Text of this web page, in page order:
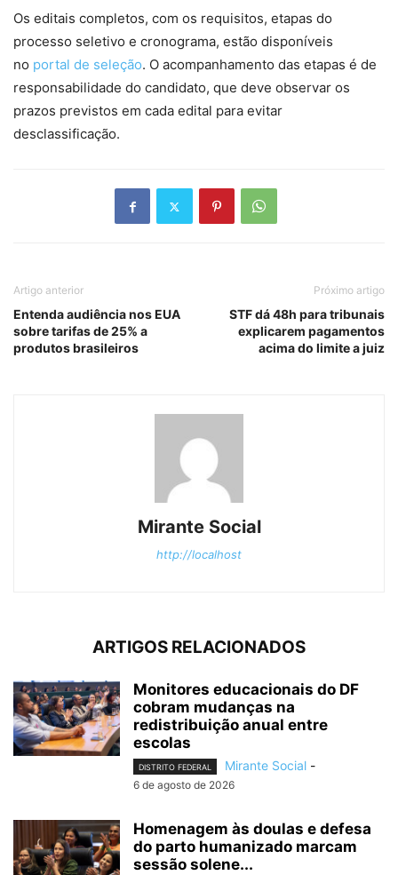
Os editais completos, com os requisitos, etapas do
processo seletivo e cronograma, estão disponíveis
no portal de seleção. O acompanhamento das etapas é de
responsabilidade do candidato, que deve observar os
prazos previstos em cada edital para evitar
desclassificação.
Artigo anterior
Entenda audiência nos EUA
sobre tarifas de 25% a
produtos brasileiros
Próximo artigo
STF dá 48h para tribunais
explicarem pagamentos
acima do limite a juiz
Mirante Social
http://localhost
ARTIGOS RELACIONADOS
Monitores educacionais do DF
cobram mudanças na
redistribuição anual entre
escolas
DISTRITO FEDERAL Mirante Social -
6 de agosto de 2026
Homenagem às doulas e defesa
do parto humanizado marcam
sessão solene...